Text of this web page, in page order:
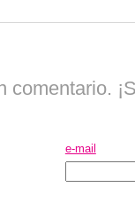
comentario.
e-mail